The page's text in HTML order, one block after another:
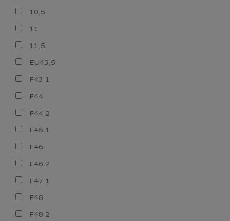
10,5
11
11,5
EU43,5
F43 1
F44
F44 2
F45 1
F46
F46 2
F47 1
F48
F48 2